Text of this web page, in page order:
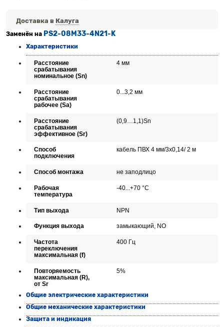
Доставка в Калуга
Заменён на PS2-08M33-4N21-K
Характеристики
Расстояние
срабатывания
номинальное (Sn)
4 мм
Расстояние
срабатывания
рабочее (Sa)
0...3,2 мм
Расстояние
срабатывания
эффективное (Sr)
(0,9…1,1)Sn
Способ
подключения
кабель ПВХ 4 мм/3x0,14/ 2 м
Способ монтажа не заподлицо
Рабочая
температура
-40...+70 °C
Тип выхода NPN
Функция выхода замыкающий, NO
Частота
переключения
максимальная (f)
400 Гц
Повторяемость
максимальная (R),
от Sr
5%
Общие электрические характеристики
Общие механические характеристики
Защита и индикация